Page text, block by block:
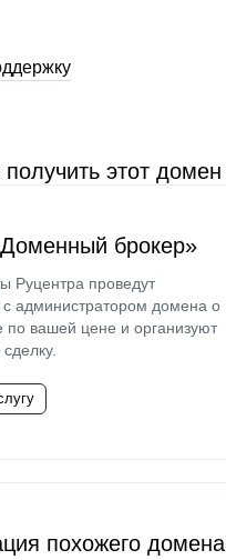
получить этот домен
брокер»
Руцентра проведут
с администратором домена о
по вашей цене и организуют
похожего домена